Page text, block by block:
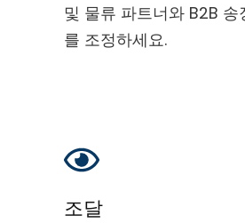
및 물류 파트너와 B2B 송
를 조정하세요.
조달